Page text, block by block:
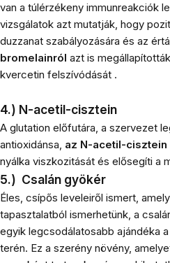
van a túlérzékeny immunreakciók
vizsgálatok azt mutatják, hogy
duzzanat szabályozására és az
bromelainról azt is
kvercetin felszívódását .
4.) N-acetil-cisztein
A glutation előfutára, a szervezet
antioxidánsa, az N-acetil-cisztein
nyálka viszkozitását és elősegíti a
5.) Csalán gyökér
Éles, csípős leveleiről ismert,
tapasztalatból ismerhetünk, a
egyik legcsodálatosabb ajándéka
terén. Ez a szerény növény,